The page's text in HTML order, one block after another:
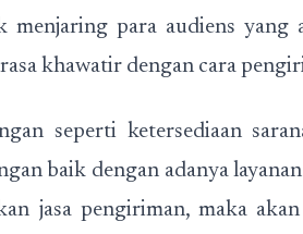
menjaring para audiens yang
khawatir dengan cara
seperti ketersediaan
baik dengan adanya
jasa pengiriman, maka